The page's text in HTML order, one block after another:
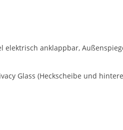
elektrisch anklappbar,
Glass (Heckscheibe und